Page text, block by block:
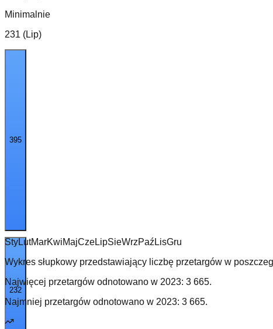
Minimalnie
231 (Lip)
395
232
StyLutMarKwiMajCzeLipSieWrzPaź LisGru
Wykres słupkowy przedstawiający liczbę przetargów w
Najwięcej przetargów odnotowano w 2023: 3 665.
Najmniej przetargów odnotowano w 2023: 3 665.